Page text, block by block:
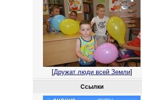
[Дружат люди всей Земли]
Ссылки